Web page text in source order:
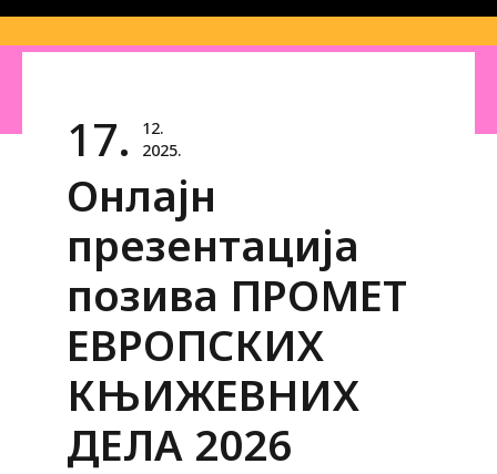
17.
12.
2025.
Онлајн
презентација
позива ПРОМЕТ
ЕВРОПСКИХ
КЊИЖЕВНИХ
ДЕЛА 2026